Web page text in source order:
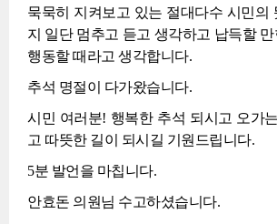
묵묵히 지켜보고 있는 절대다수 시민의
지 일단 멈추고 듣고 생각하고 납득할
행동할 때라고 생각합니다.
추석 명절이 다가왔습니다.
시민 여러분! 행복한 추석 되시고 오가
고 따뜻한 길이 되시길 기원드립니다.
5분 발언을 마칩니다.
안효돈 의원님 수고하셨습니다.